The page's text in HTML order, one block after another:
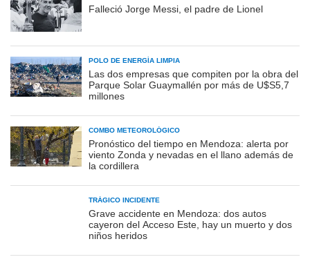
Falleció Jorge Messi, el padre de Lionel
POLO DE ENERGÍA LIMPIA
Las dos empresas que compiten por la obra del
Parque Solar Guaymallén por más de U$S5,7
millones
COMBO METEOROLÓGICO
Pronóstico del tiempo en Mendoza: alerta por
viento Zonda y nevadas en el llano además de
la cordillera
TRÁGICO INCIDENTE
Grave accidente en Mendoza: dos autos
cayeron del Acceso Este, hay un muerto y dos
niños heridos